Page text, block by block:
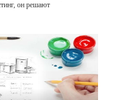
он решают